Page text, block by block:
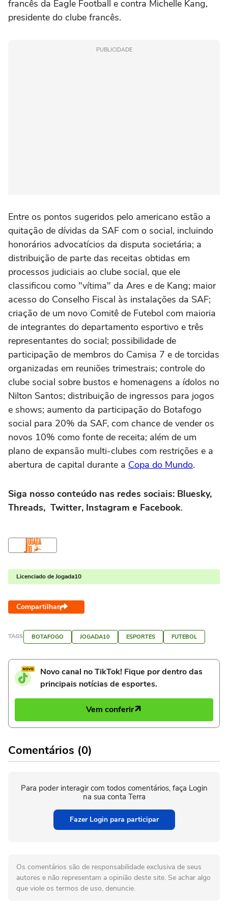
francês da Eagle Football e contra Michelle Kang,
presidente do clube francês.
PUBLICIDADE
Entre os pontos sugeridos pelo americano estão a
quitação de dívidas da SAF com o social, incluindo
honorários advocatícios da disputa societária; a
distribuição de parte das receitas obtidas em
processos judiciais ao clube social, que ele
classificou como "vítima" da Ares e de Kang; maior
acesso do Conselho Fiscal às instalações da SAF;
criação de um novo Comitê de Futebol com maioria
de integrantes do departamento esportivo e três
representantes do social; possibilidade de
participação de membros do Camisa 7 e de torcidas
organizadas em reuniões trimestrais; controle do
clube social sobre bustos e homenagens a ídolos no
Nilton Santos; distribuição de ingressos para jogos
e shows; aumento da participação do Botafogo
social para 20% da SAF, com chance de vender os
novos 10% como fonte de receita; além de um
plano de expansão multi-clubes com restrições e a
abertura de capital durante a Copa do Mundo.
Siga nosso conteúdo nas redes sociais: Bluesky,
Threads, Twitter, Instagram e Facebook.
Licenciado de Jogada10
Compartilhar
TAGS BOTAFOGO JOGADA10 ESPORTES FUTEBOL
Novo canal no TikTok! Fique por dentro das
principais notícias de esportes.
Vem conferir
Comentários (0)
Para poder interagir com todos comentários, faça Login
na sua conta Terra
Fazer Login para participar
Os comentários são de responsabilidade exclusiva de seus
autores e não representam a opinião deste site. Se achar algo
que viole os termos de uso, denuncie.